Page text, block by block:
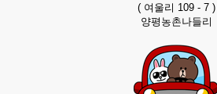
( 여울리 109 - 7 )
양평농촌나들리